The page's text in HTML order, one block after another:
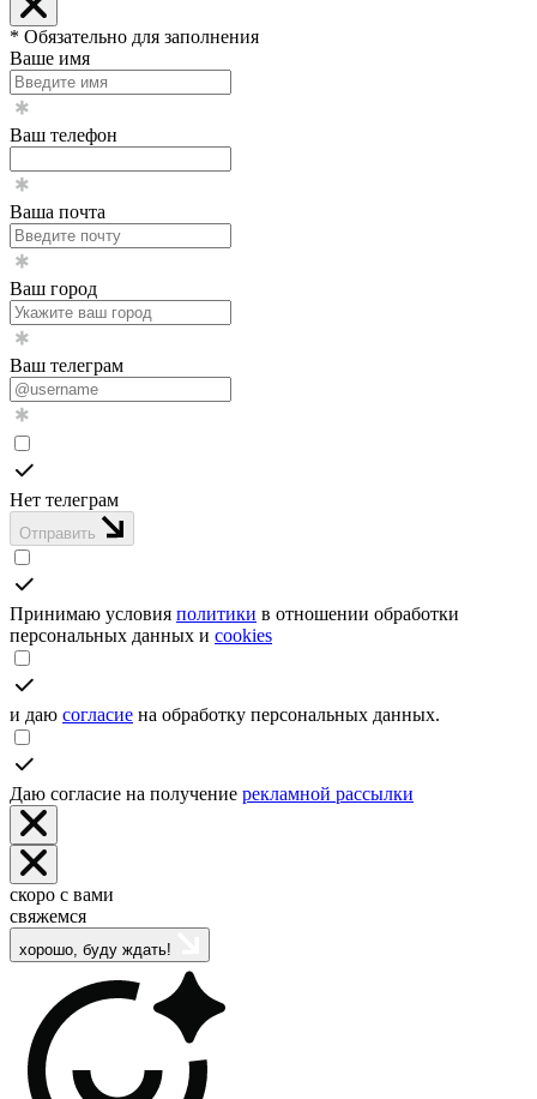
* Обязательно для заполнения
Ваше имя
Ваш телефон
Ваша почта
Ваш город
Ваш телеграм
Нет телеграм
Отправить
Принимаю условия политики в отношении обработки
персональных данных и cookies
и даю согласие на обработку персональных данных.
Даю согласие на получение рекламной рассылки
скоро с вами
свяжемся
хорошо, буду ждать!